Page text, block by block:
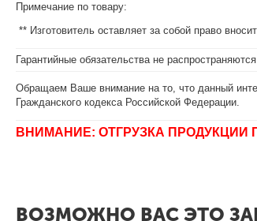
Примечание по товару:
** Изготовитель оставляет за собой право
Гарантийные обязательства не
Обращаем Ваше внимание на то, что данный
Гражданского кодекса Российской Федерации.
ВНИМАНИЕ: ОТГРУЗКА
ВОЗМОЖНО ВАС ЭТО